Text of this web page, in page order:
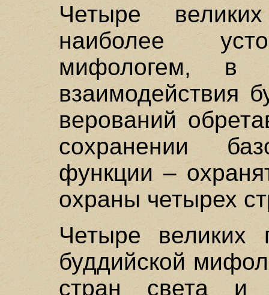
Четыре
наиболее
мифологем, в
взаимодействия
верований
сохранении
функции –
охраны четырех
Четыре великих
буддийской
стран света и